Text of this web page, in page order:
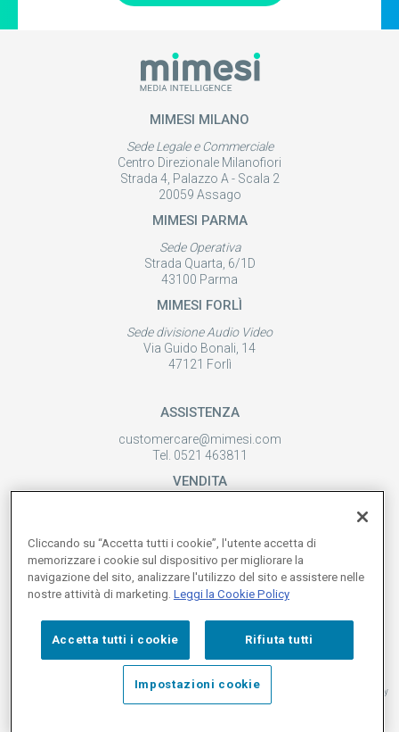
MIMESI MILANO
Sede Legale e Commerciale
Centro Direzionale Milanofiori
Strada 4, Palazzo A - Scala 2
20059 Assago
MIMESI PARMA
Sede Operativa
Strada Quarta, 6/1D
43100 Parma
MIMESI FORLÌ
Sede divisione Audio Video
Via Guido Bonali, 14
47121 Forlì
ASSISTENZA
customercare@mimesi.com
Tel. 0521 463811
VENDITA
SEGUICI SUI NOSTRI SOCIAL
© 2026 MIMESI P.IVA 02161300344 |
Privacy
Policy|Cookie Policy
Cliccando su “Accetta tutti i cookie”, l'utente accetta di
memorizzare i cookie sul dispositivo per migliorare la
navigazione del sito, analizzare l'utilizzo del sito e assistere nelle
nostre attività di marketing. Leggi la Cookie Policy
Accetta tutti i cookie Rifiuta tutti
Impostazioni cookie